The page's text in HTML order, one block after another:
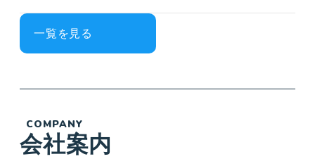
一覧を見る
COMPANY
会社案内